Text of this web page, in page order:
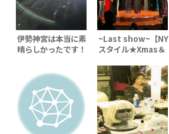
伊勢神宮は本当に素
晴らしかったです！
~Last show~【NY
スタイル★Xmas＆
パーティー】出演者
ラストステージ編